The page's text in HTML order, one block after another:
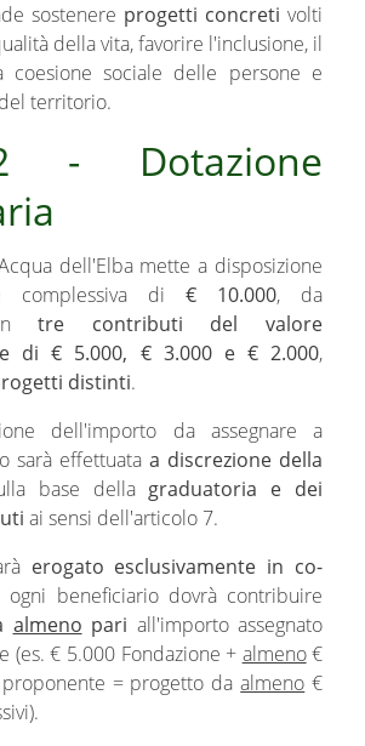
sostenere progetti concreti volti
della vita, favorire l'inclusione, il
coesione sociale delle persone e
territorio.
- Dotazione
dell'Elba mette a disposizione
complessiva di€ 10.000, da
intre contributi del valore
di € 5.000, € 3.000 e € 2.000,
distinti.
dell'importo da assegnare a
sarà effettuataa discrezione della
base dellagraduatoria e dei
ai sensi dell'articolo 7.
erogato esclusivamente in co-
ogni beneficiario dovrà contribuire
almeno pari all'importo assegnato
(es. € 5.000 Fondazione + almeno€
= progetto daalmeno €